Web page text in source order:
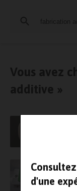
d'une
Vous avez
additive »